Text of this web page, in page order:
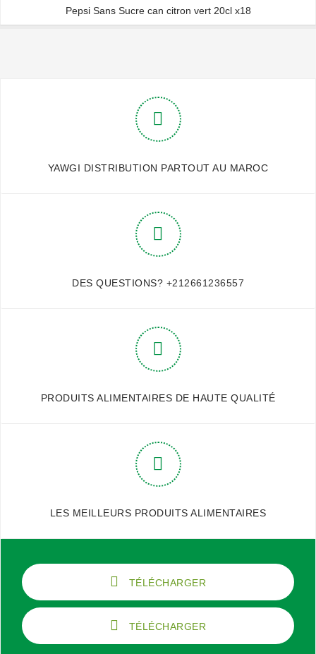
Pepsi Sans Sucre can citron vert 20cl x18
YAWGI DISTRIBUTION PARTOUT AU MAROC
DES QUESTIONS? +212661236557
PRODUITS ALIMENTAIRES DE HAUTE QUALITÉ
LES MEILLEURS PRODUITS ALIMENTAIRES
TÉLÉCHARGER
TÉLÉCHARGER